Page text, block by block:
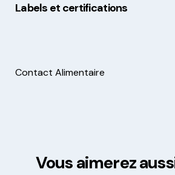
Labels et certifications
Contact Alimentaire
Vous aimerez